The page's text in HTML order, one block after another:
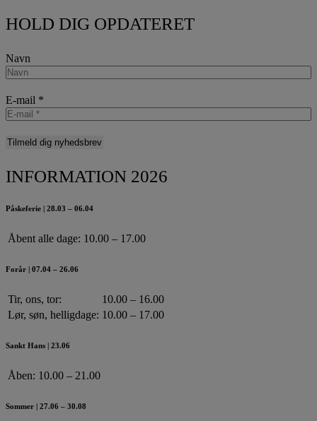
HOLD DIG OPDATERET
Navn
E-mail *
INFORMATION 2026
Påskeferie | 28.03 – 06.04
Åbent alle dage: 10.00 – 17.00
Forår | 07.04 – 26.06
Tir, ons, tor:
10.00 – 16.00
Lør, søn, helligdage: 10.00 – 17.00
Sankt Hans | 23.06
Åben: 10.00 – 21.00
Sommer | 27.06 – 30.08